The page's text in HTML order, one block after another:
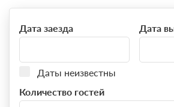
Дата заезда Дата
Даты неизвестны
Количество гостей